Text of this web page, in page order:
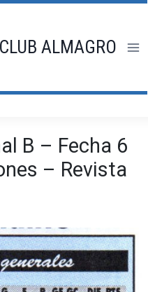
ALMAGRO
B – Fecha 6
– Revista